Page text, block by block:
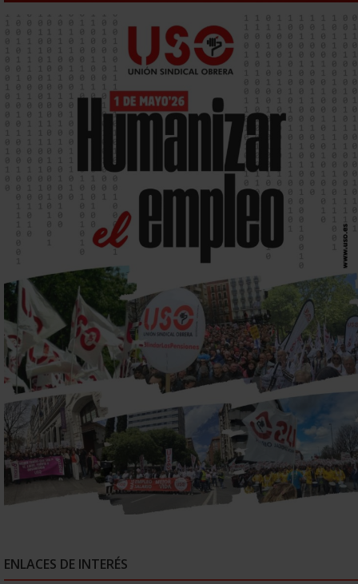
ENLACES DE INTERÉS